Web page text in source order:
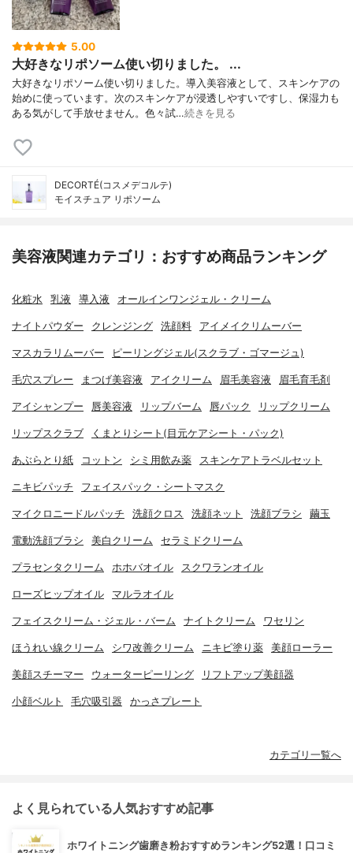
5.00
大好きなリポソーム使い切りました。 ...
大好きなリポソーム使い切りました。導入美容液として、スキンケアの
始めに使っています。次のスキンケアが浸透しやすいですし、保湿力も
ある気がして手放せません。色々試…続きを見る
DECORTÉ(コスメデコルテ)
モイスチュア リポソーム
美容液関連カテゴリ：おすすめ商品ランキング
化粧水 乳液 導入液 オールインワンジェル・クリーム
ナイトパウダー クレンジング 洗顔料 アイメイクリムーバー
マスカラリムーバー ピーリングジェル(スクラブ・ゴマージュ)
毛穴スプレー まつげ美容液 アイクリーム 眉毛美容液 眉毛育毛剤
アイシャンプー 唇美容液 リップバーム 唇パック リップクリーム
リップスクラブ くまとりシート(目元ケアシート・パック)
あぶらとり紙 コットン シミ用飲み薬 スキンケアトラベルセット
ニキビパッチ フェイスパック・シートマスク
マイクロニードルパッチ 洗顔クロス 洗顔ネット 洗顔ブラシ 繭玉
電動洗顔ブラシ 美白クリーム セラミドクリーム
プラセンタクリーム ホホバオイル スクワランオイル
ローズヒップオイル マルラオイル
フェイスクリーム・ジェル・バーム ナイトクリーム ワセリン
ほうれい線クリーム シワ改善クリーム ニキビ塗り薬 美顔ローラー
美顔スチーマー ウォーターピーリング リフトアップ美顔器
小顔ベルト 毛穴吸引器 かっさプレート
カテゴリ一覧へ
よく見られている人気おすすめ記事
ホワイトニング歯磨き粉おすすめランキング52選！口コミ